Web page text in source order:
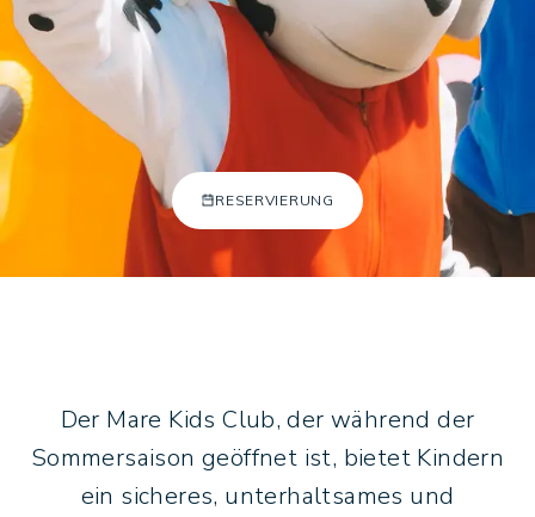
TRENRU
[email
RESERVIERUNG
Der Mare Kids Club, der während der
Sommersaison geöffnet ist, bietet Kindern
ein sicheres, unterhaltsames und